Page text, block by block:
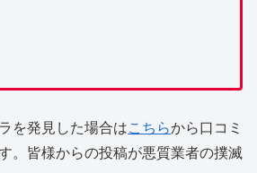
を発見した場合はこちらから口コミ
。皆様からの投稿が悪質業者の撲滅